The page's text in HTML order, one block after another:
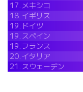
17. メキシコ
18. イギリス
19. ドイツ
19. スペイン
19. フランス
20. イタリア
21. スウェーデン